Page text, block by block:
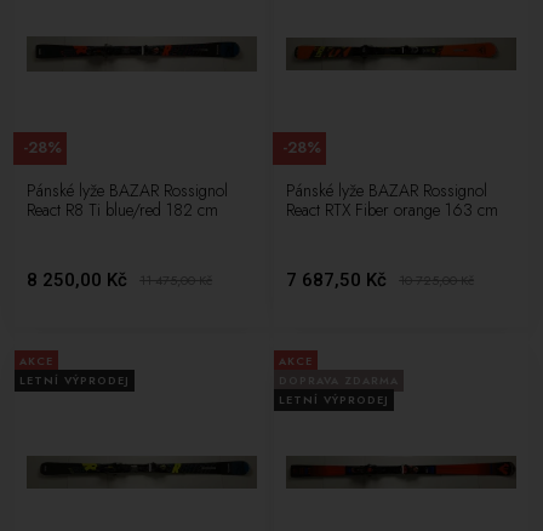
Pánské lyže BAZAR Rossignol
React R8 Ti blue/red 182 cm
8 250,00 Kč 11 475,00Kč
-28%
Pánské lyže BAZAR Rossignol
React RTX Fiber orange 163 cm
7 687,50 Kč 10 725,00Kč
-28%
AKCE
LETNÍ VÝPRODEJ
AKCE
LETNÍ VÝPRODEJ